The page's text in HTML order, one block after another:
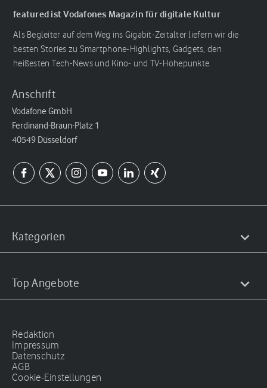
featured ist Vodafones Magazin für digitale Kultur
Als Begleiter auf dem Weg ins Gigabit-Zeitalter liefern wir die
besten Stories zu Smartphone-Highlights, Gadgets, den
heißesten Tech-News und Kino- und TV-Höhepunkte.
Anschrift
Vodafone GmbH
Ferdinand-Braun-Platz 1
40549 Düsseldorf
Kategorien
Top Angebote
Redaktion
Impressum
Datenschutz
AGB
Cookie-Einstellungen